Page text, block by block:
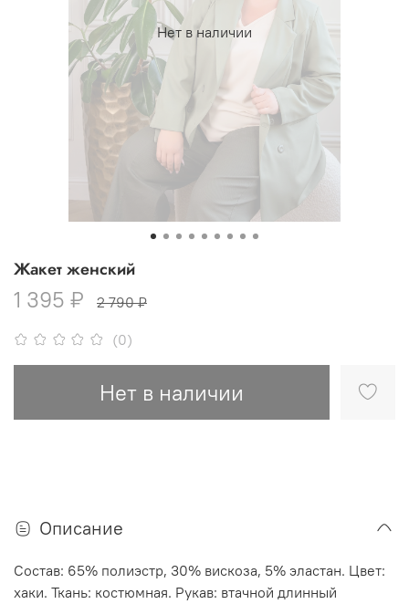
Нет в наличии
(0)
Жакет женский
1 395 ₽ 2 790 ₽
Нет в наличии
Описание
Состав: 65% полиэстр, 30% вискоза, 5% эластан. Цвет:
хаки. Ткань: костюмная. Рукав: втачной длинный